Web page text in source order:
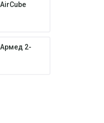
Армед 2-